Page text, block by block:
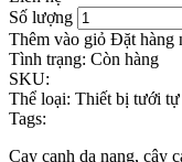
Số lượng
Thêm vào giỏ Đặt hàng
Tình trạng: Còn hàng
SKU:
Thể loại: Thiết bị tưới
Tags:
Cay canh da nang, cây